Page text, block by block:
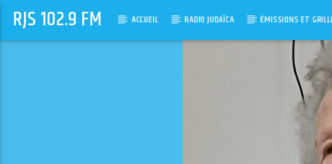
RJS 102.9 FM ACCUEIL RADIO JUDAÏCA ÉMISSIONS ET